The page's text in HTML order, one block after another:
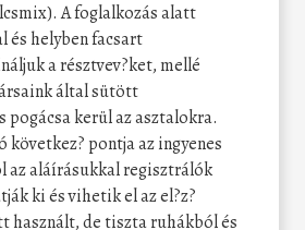
A foglalkozás alatt
és helyben facsart
a résztvev?ket, mellé
által sütött
pogácsa kerül az asztalokra.
következ? pontja az ingyenes
az aláírásukkal regisztrálók
ki és vihetik el az el?z?
használt, de tiszta ruhákból és